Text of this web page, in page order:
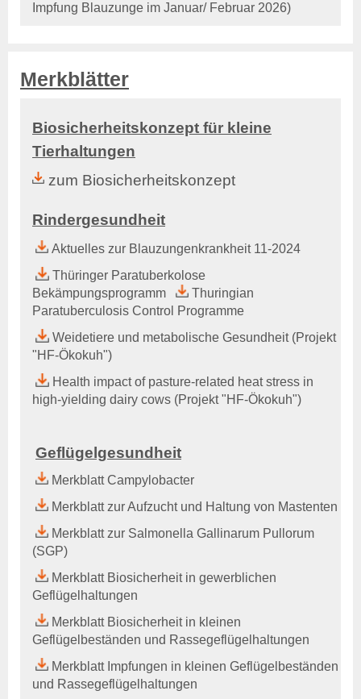
Allgemeines
Projekte
Schweinegesundheit
Allgemeines
Ansprechpartner
Aktuelles & Fachbeiträge
Projekte
Geflügelgesundheit
Tiergesundheitsprogramme
Projekte
Schaf- & Ziegengesundheit
Ansprechpartner
Aktuelles & Fachbeiträge
Projekte
Pferdegesundheit
Allgemeines
Impfung Blauzunge im Januar/ Februar 2026)
Merkblätter
Biosicherheitskonzept für kleine
Tierhaltungen
zum Biosicherheitskonzept
Rindergesundheit
Aktuelles zur Blauzungenkrankheit 11-2024
Thüringer Paratuberkolose
Bekämpungsprogramm
Thuringian
Paratuberculosis Control Programme
Weidetiere und metabolische Gesundheit (Projekt
"HF-Ökokuh")
Health impact of pasture-related heat stress in
high-yielding dairy cows (Projekt "HF-Ökokuh")
Geflügelgesundheit
Merkblatt Campylobacter
Merkblatt zur Aufzucht und Haltung von Mastenten
Merkblatt zur Salmonella Gallinarum Pullorum
(SGP)
Merkblatt Biosicherheit in gewerblichen
Geflügelhaltungen
Merkblatt Biosicherheit in kleinen
Geflügelbeständen und Rassegeflügelhaltungen
Merkblatt Impfungen in kleinen Geflügelbeständen
und Rassegeflügelhaltungen